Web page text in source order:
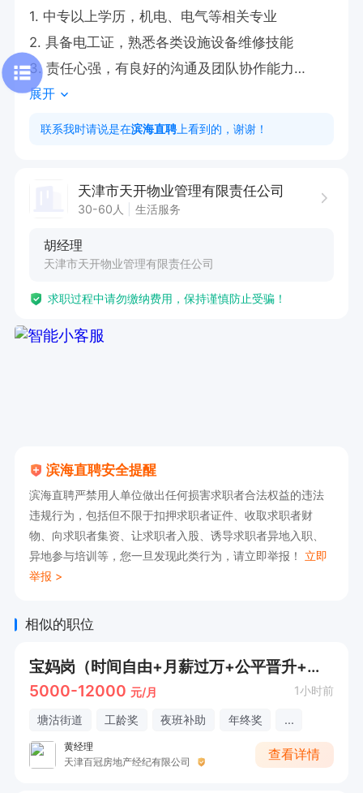
1. 中专以上学历，机电、电气等相关专业
2. 具备电工证，熟悉各类设施设备维修技能
3. 责任心强，有良好的沟通及团队协作能力
开发区机关办公楼招聘维修工，周末双休，法定节
温等参照天津市标准执行。
展开
联系我时请说是在滨海直聘 上看到的，谢谢！
天津市天开物业管理有限责任公司
30-60人 生活服务
胡经理
天津市天开物业管理有限责任公司
求职过程中请勿缴纳费用，保持谨慎防止受骗！
滨海直聘安全提醒
滨海直聘严禁用人单位做出任何损害求职者合法权益的违法
违规行为，包括但不限于扣押求职者证件、收取求职者财
物、向求职者集资、让求职者入股、诱导求职者异地入职、
异地参与培训等，您一旦发现此类行为，请立即举报！ 立即
举报 >
相似的职位
宝妈岗（时间自由+月薪过万+公平晋升+定期旅游）
5000-12000 元/月 1小时前
塘沽街道 工龄奖 夜班补助 年终奖 ...
黄经理
天津百冠房地产经纪有限公司
查看详情